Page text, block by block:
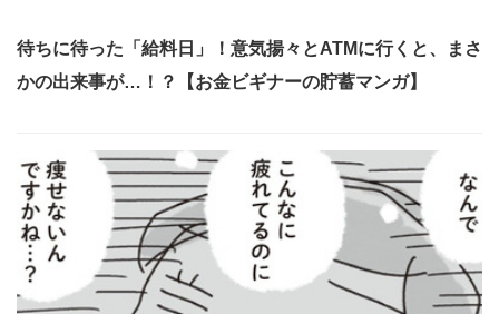
待ちに待った「給料日」！意気揚々とATMに行くと、まさ
かの出来事が…！？【お金ビギナーの貯蓄マンガ】